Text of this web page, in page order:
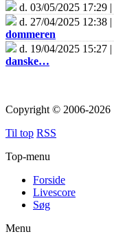
d. 03/05/2025 17:29 |
d. 27/04/2025 12:38 |
dommeren
d. 19/04/2025 15:27 |
danske…
Copyright © 2006-2026
Til top RSS
Top-menu
Forside
Livescore
Søg
Menu